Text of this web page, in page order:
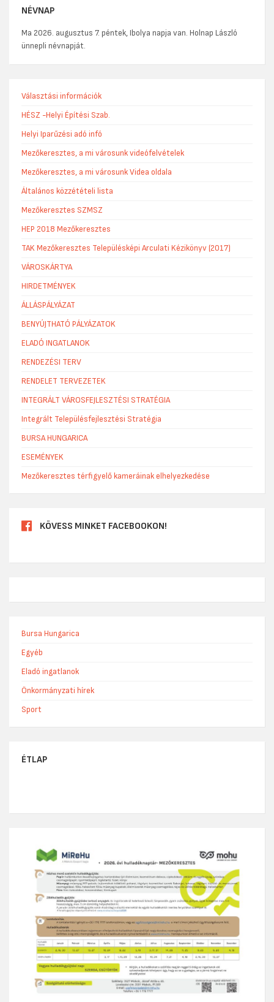
NÉVNAP
Ma 2026. augusztus 7. péntek, Ibolya napja van. Holnap László
ünnepli névnapját.
Választási információk
HÉSZ -Helyi Építési Szab.
Helyi Iparűzési adó infó
Mezőkeresztes, a mi városunk videófelvételek
Mezőkeresztes, a mi városunk Videa oldala
Általános közzétételi lista
Mezőkeresztes SZMSZ
HEP 2018 Mezőkeresztes
TAK Mezőkeresztes Településképi Arculati Kézikönyv (2017)
VÁROSKÁRTYA
HIRDETMÉNYEK
ÁLLÁSPÁLYÁZAT
BENYÚJTHATÓ PÁLYÁZATOK
ELADÓ INGATLANOK
RENDEZÉSI TERV
RENDELET TERVEZETEK
INTEGRÁLT VÁROSFEJLESZTÉSI STRATÉGIA
Integrált Településfejlesztési Stratégia
BURSA HUNGARICA
ESEMÉNYEK
Mezőkeresztes térfigyelő kameráinak elhelyezkedése
KÖVESS MINKET FACEBOOKON!
Bursa Hungarica
Egyéb
Eladó ingatlanok
Önkormányzati hírek
Sport
ÉTLAP